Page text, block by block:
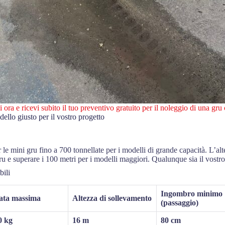
ora e ricevi subito il tuo preventivo gratuito per il noleggio di una gru
giusto per il vostro progetto
mini gru fino a 700 tonnellate per i modelli di grande capacità.
e superare i 100 metri per i modelli maggiori. Qualunque sia il
massima Altezza di sollevamento
Ingombro minimo
(passaggio)
kg 16 m 80 cm